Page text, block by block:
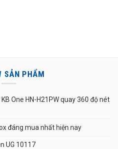
SẢN PHẨM
One HN-H21PW quay 360 độ nét
đáng mua nhất hiện nay
UG 10117